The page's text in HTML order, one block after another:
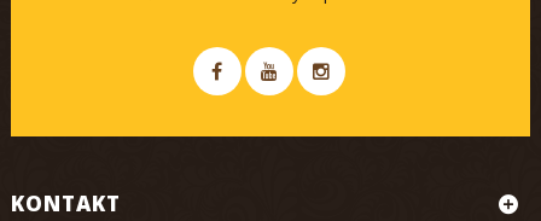
KONTAKT